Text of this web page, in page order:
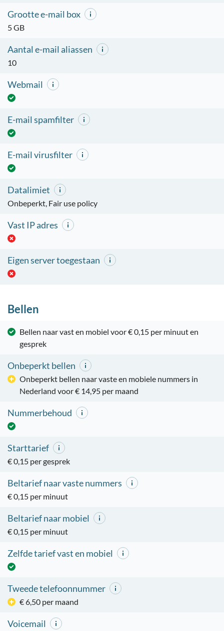
Grootte e-mail box
5 GB
Aantal e-mail aliassen
10
Webmail
E-mail spamfilter
E-mail virusfilter
Datalimiet
Onbeperkt, Fair use policy
Vast IP adres
Eigen server toegestaan
Bellen
Bellen naar vast en mobiel voor € 0,15 per minuut en
gesprek
Onbeperkt bellen
Onbeperkt bellen naar vaste en mobiele nummers in
Nederland voor € 14,95 per maand
Nummerbehoud
Starttarief
€ 0,15 per gesprek
Beltarief naar vaste nummers
€ 0,15 per minuut
Beltarief naar mobiel
€ 0,15 per minuut
Zelfde tarief vast en mobiel
Tweede telefoonnummer
€ 6,50 per maand
Voicemail